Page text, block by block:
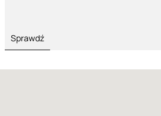
Sprawdź